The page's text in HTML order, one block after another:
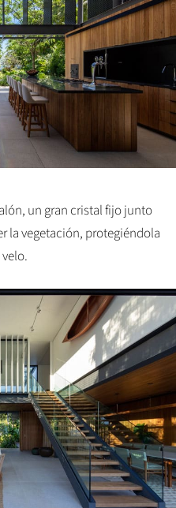
un gran cristal fijo junto
la vegetación, protegiéndola